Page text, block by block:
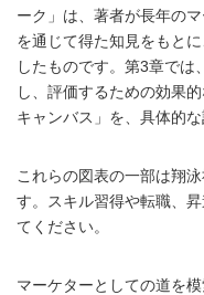
ーク」は、著者が長年の
を通じて得た知見をもと
したものです。第3章では
し、評価するための効果
キャンバス」を、具体的
これらの図表の一部は翔
す。スキル習得や転職、
てください。
マーケターとしての道を